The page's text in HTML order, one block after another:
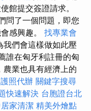
館提交簽證請求。
問了一個問題，即您
感興趣。 找專業會
們會這樣做如此壓
誰在匈牙利註冊的匈
業也具有經濟上的
護照代辦 關鍵字搜尋
快速解決 台胞證台北
家清潔 精美外燴點